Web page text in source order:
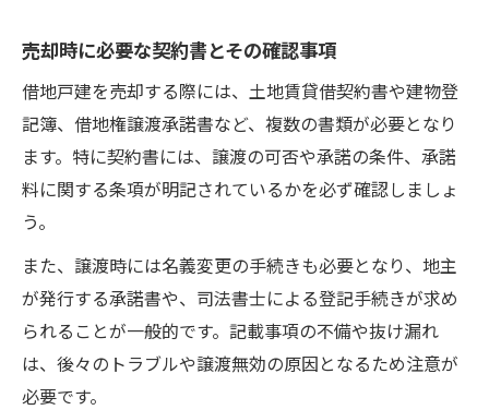
売却時に必要な契約書とその確認事項
借地戸建を売却する際には、土地賃貸借契約書や建物登
記簿、借地権譲渡承諾書など、複数の書類が必要となり
ます。特に契約書には、譲渡の可否や承諾の条件、承諾
料に関する条項が明記されているかを必ず確認しましょ
う。
また、譲渡時には名義変更の手続きも必要となり、地主
が発行する承諾書や、司法書士による登記手続きが求め
られることが一般的です。記載事項の不備や抜け漏れ
は、後々のトラブルや譲渡無効の原因となるため注意が
必要です。